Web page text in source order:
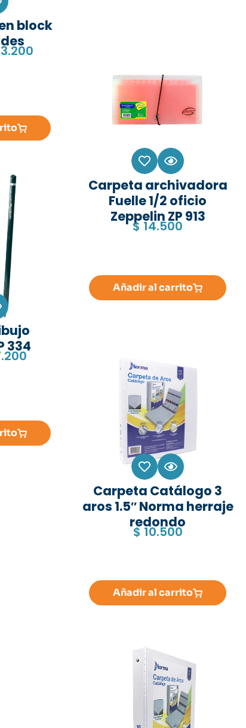
block
334
Carpeta archivadora
Fuelle 1/2 oficio
Zeppelin ZP 913
$ 14.500
Añadir al carrito
Carpeta Catálogo 3
aros 1.5″ Norma herraje
redondo
$10.500
Añadir al carrito